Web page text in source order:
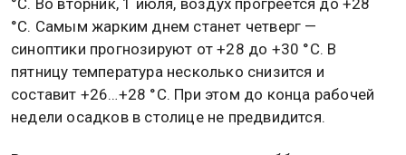
°С. Во вторник, 1 июля, воздух прогреется до +28
°С. Самым жарким днем станет четверг —
синоптики прогнозируют от +28 до +30 °С. В
пятницу температура несколько снизится и
составит +26…+28 °С. При этом до конца рабочей
недели осадков в столице не предвидится.